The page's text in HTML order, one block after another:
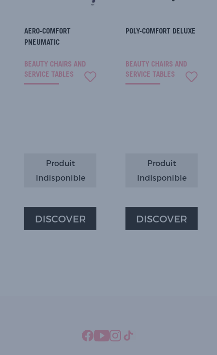
AERO-COMFORT
PNEUMATIC
BEAUTY CHAIRS AND
SERVICE TABLES
Produit
Indisponible
DISCOVER
POLY-COMFORT DELUXE
BEAUTY CHAIRS AND
SERVICE TABLES
Produit
Indisponible
DISCOVER